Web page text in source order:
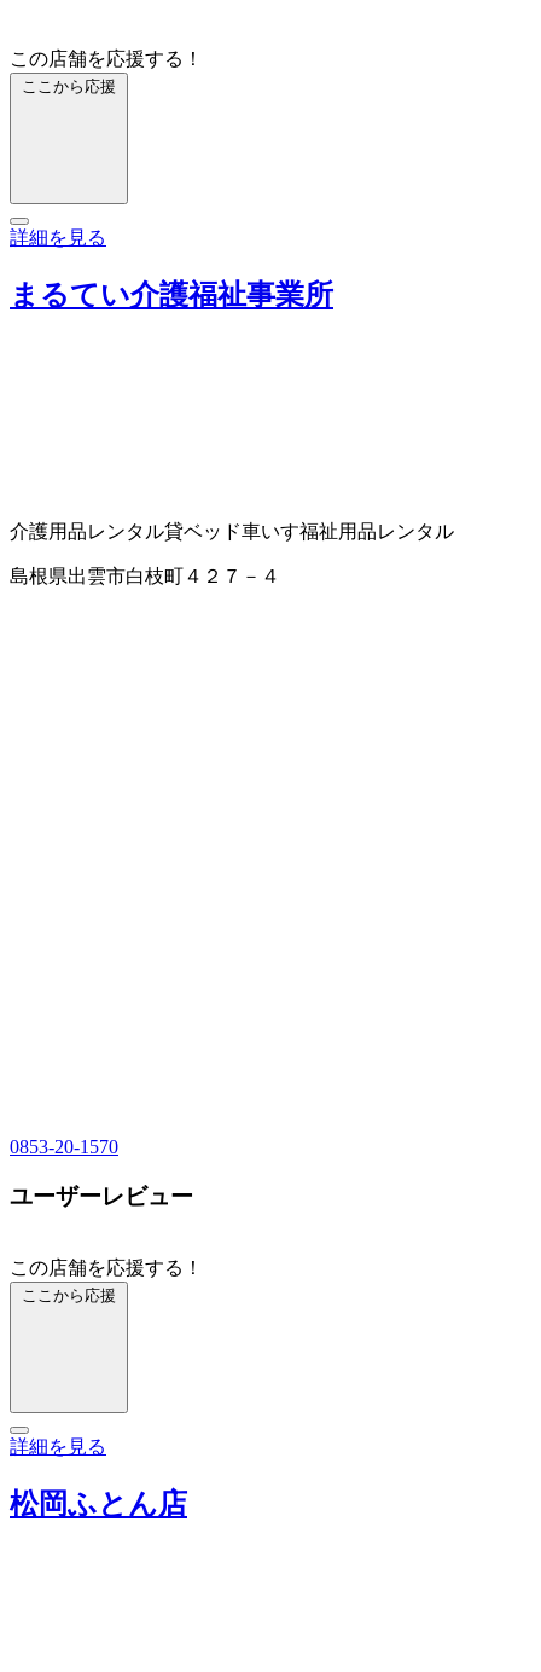
この店舗を応援する！
ここから応援
詳細を見る
まるてい介護福祉事業所
介護用品レンタル貸ベッド車いす福祉用品レンタル
島根県出雲市白枝町４２７－４
0853-20-1570
ユーザーレビュー
この店舗を応援する！
ここから応援
詳細を見る
松岡ふとん店